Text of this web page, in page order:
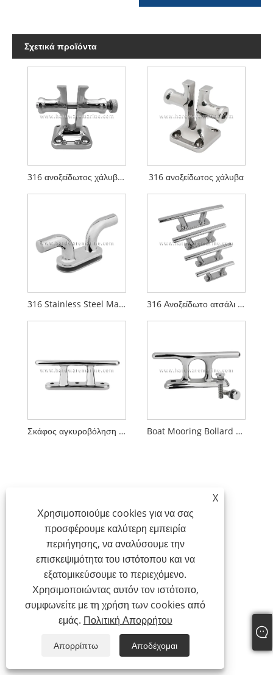
Σχετικά προϊόντα
316 ανοξείδωτος χάλυβα θαλάσσιο bollard με καρφίτσα 316 ανοξείδωτος χάλυβα
316 Stainless Steel Marine Mooring Bollard 316 Ανοξείδωτο ατσάλι Light Duty Dock Bollard Cleat
Σκάφος αγκυροβόληση Cleat Bollard 316 από ανοξείδωτο ατσάλι Dock Bollard Claw Bollard Boat Mooring Bollard 316 Stainless Steel Dock Bollard Claw Bollard
X
Χρησιμοποιούμε cookies για να σας
προσφέρουμε καλύτερη εμπειρία
περιήγησης, να αναλύσουμε την
επισκεψιμότητα του ιστότοπου και να
εξατομικεύσουμε το περιεχόμενο.
Χρησιμοποιώντας αυτόν τον ιστότοπο,
συμφωνείτε με τη χρήση των cookies από
εμάς. Πολιτική Απορρήτου
Απορρίπτω Αποδέχομαι